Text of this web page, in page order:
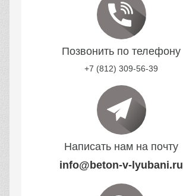
Позвонить по телефону
+7 (812) 309-56-39
Написать нам на почту
info@beton-v-lyubani.ru